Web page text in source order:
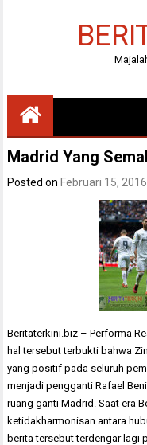
Madrid Yang
Posted on Februari 15, 2016
Beritaterkini.biz – Performa
hal tersebut terbukti bahwa
yang positif pada seluruh
menjadi pengganti Rafael
ruang ganti Madrid. Saat era
ketidakharmonisan antara
berita tersebut terdengar lagi